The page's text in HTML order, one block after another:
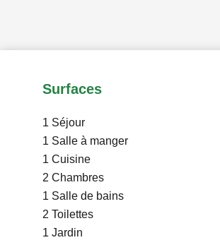
Surfaces
1 Séjour
1 Salle à manger
1 Cuisine
2 Chambres
1 Salle de bains
2 Toilettes
1 Jardin